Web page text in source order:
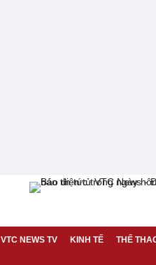
VTC NEWS TV KINH TẾ THỂ